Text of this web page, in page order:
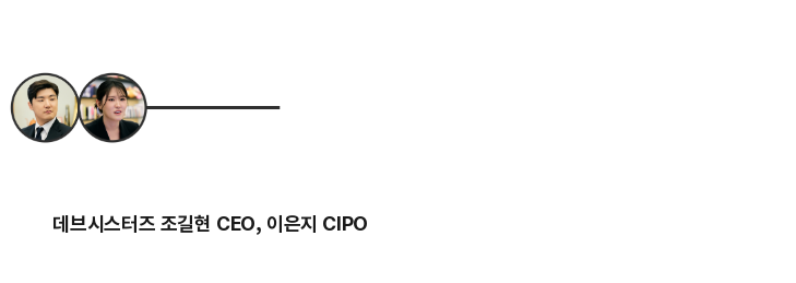
데브시스터즈 조길현 CEO, 이은지 CIPO